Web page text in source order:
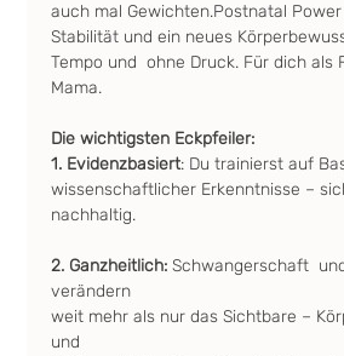
auch mal Gewichten.Postnatal
Stabilität und ein neues
Tempo und  ohne Druck. Für dich als
Mama.
Die wichtigsten Eckpfeiler:
1. Evidenzbasiert: Du trainierst auf
wissenschaftlicher Erkenntnisse –
nachhaltig.
2. Ganzheitlich: Schwangerschaft
verändern
weit mehr als nur das Sichtbare –
und